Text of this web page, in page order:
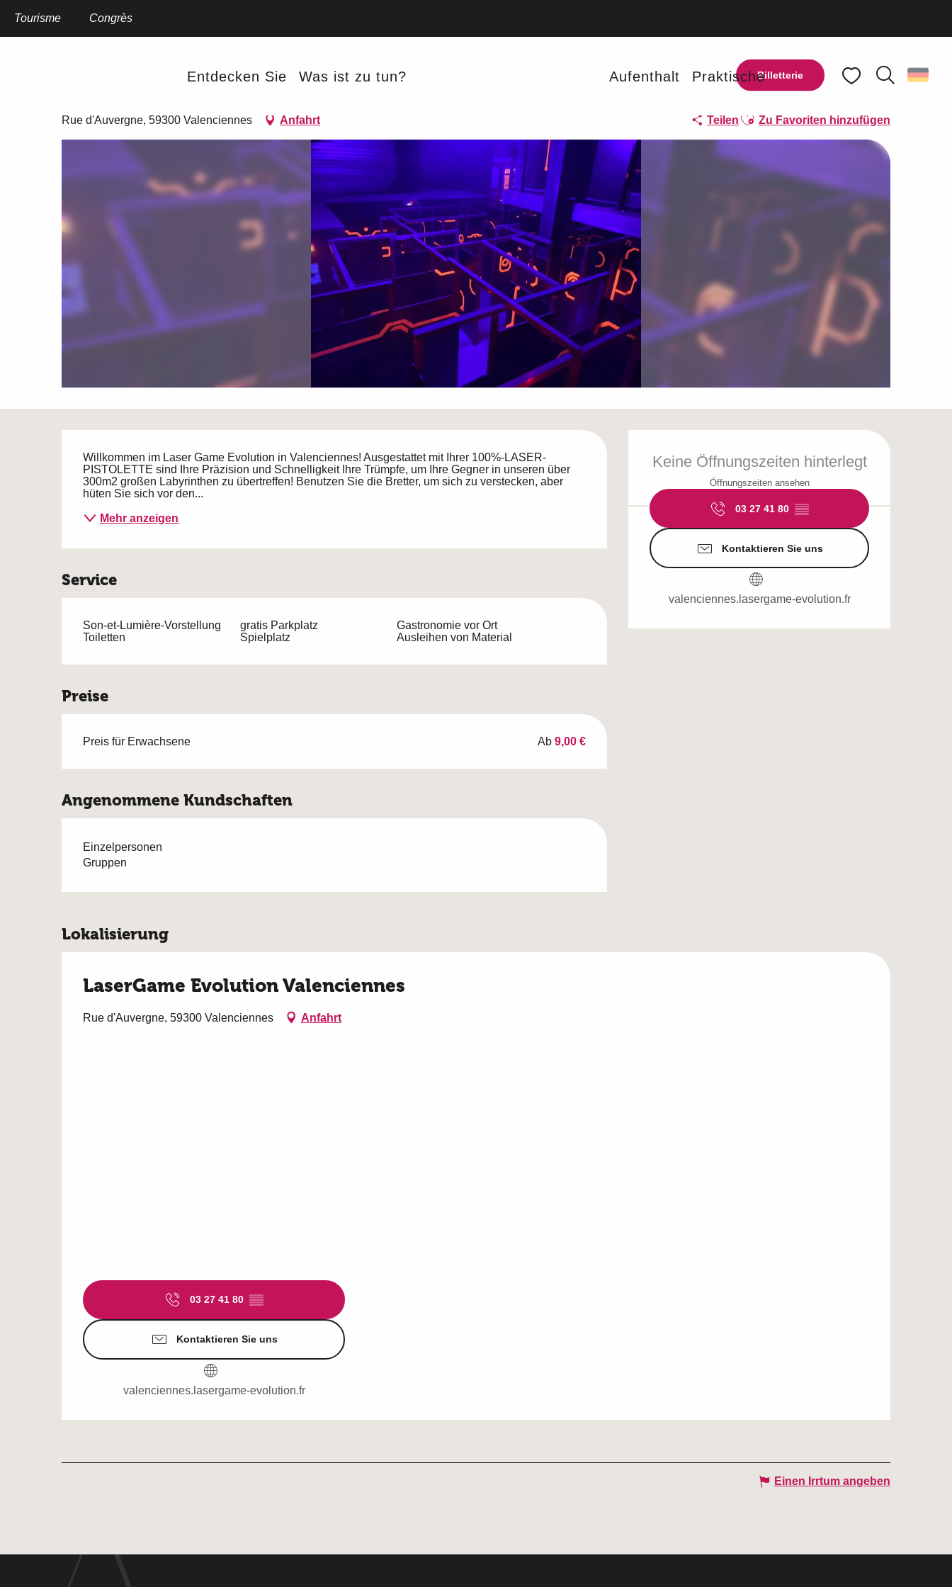
Billetterie
Tourisme Congrès
Entdecken Sie Was ist zu tun? Aufenthalt Praktische
Startseite LaserGame Evolution Valenciennes
LaserGame Evolution Valenciennes
Rue d'Auvergne, 59300 Valenciennes Anfahrt Teilen Ajouter aux favoris
Zu Favoriten hinzufügen
Öffnungszeiten &
Keine Öffnungszeiten hinterlegt
Öffnungszeiten ansehen
03 27 41 80 ▒▒
Kontaktieren Sie uns
valenciennes.lasergame-evolution.fr
Beschreibung
Willkommen im Laser Game Evolution in Valenciennes! Ausgestattet mit Ihrer 100%-LASER-
PISTOLETTE sind Ihre Präzision und Schnelligkeit Ihre Trümpfe, um Ihre Gegner in unseren über
300m2 großen Labyrinthen zu übertreffen! Benutzen Sie die Bretter, um sich zu verstecken, aber
hüten Sie sich vor den...
Mehr anzeigen
Service
Son-et-Lumière-Vorstellung gratis Parkplatz
Gastronomie vor Ort
Toiletten
Spielplatz Ausleihen von Material
Preise
Preis für Erwachsene Ab9,00 €
Angenommene Kundschaften
Einzelpersonen
Gruppen
Lokalisierung
LaserGame Evolution Valenciennes
Rue d'Auvergne, 59300 Valenciennes Anfahrt
03 27 41 80 ▒▒
Kontaktieren Sie uns
valenciennes.lasergame-evolution.fr
Einen Irrtum angeben